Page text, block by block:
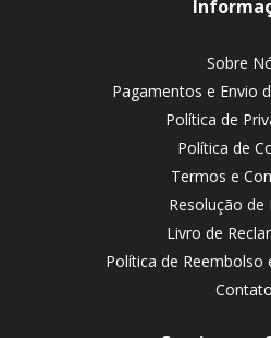
Sobre
Pagamentos e Envio
Política de
Política de
Termos e
Resolução de
Livro de
Política de Reembolso
Contato